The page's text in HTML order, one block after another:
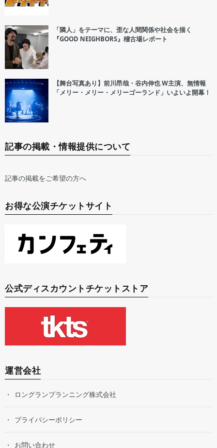
「隣人」をテーマに、歪な人間関係や社会を描く
『GOOD NEIGHBORS』稽古場レポート
【舞台写真あり】前川昂哉・谷内伸也 W主演、無情報
「メリー・メリー・メリーゴーランド」いよいよ開幕！
記事の掲載・情報提供について
記事の掲載をご希望の方へ
お得な公演チケットサイト
公式ディスカウントチケットストア
運営会社
ロングランプランニング株式会社
プライバシーポリシー
お問い合わせ